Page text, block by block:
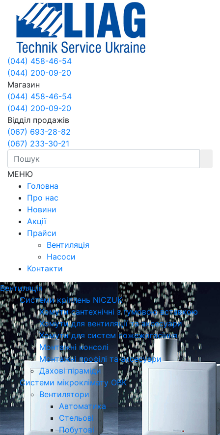
(044) 458-46-54
(044) 200-09-20
Магазин
(044) 458-46-54
(044) 200-09-20
Відділ продажів
(067) 693-28-82
(067) 233-30-21
МЕНЮ
Головна
Про нас
Новини
Акції
Прайси
Вентиляція
Насоси
Контакти
Вентиляція
Системи кріплень NICZUK
Хомути сантехнічні з гумовою вставкою
Хомути для вентиляції та аксесуари
Хомути для систем пожежогасіння
Монтажні консолі
Монтажні профілі та аксесуари
Дахові піраміди
Системи мікроклімату ОВК
Вентилятори
Автоматика
Стельові
Побутові